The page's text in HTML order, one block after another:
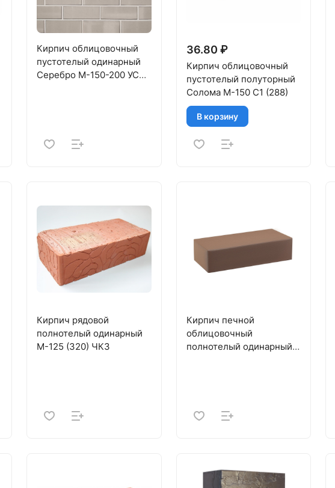
Кирпич облицовочный
пустотелый одинарный
Серебро M-150-200 УС
36.80 ₽
Кирпич облицовочный
пустотелый полуторный
Солома M-150 С1 (288)
В корзину
Кирпич рядовой
полнотелый одинарный
М-125 (320) ЧКЗ
Кирпич печной
облицовочный
полнотелый одинарный